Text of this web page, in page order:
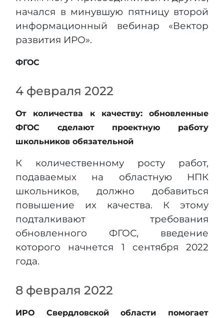
начался в минувшую пятницу второй
информационный вебинар «Вектор
развития ИРО».
ФГОС
4 февраля 2022
От количества к качеству: обновленные
ФГОС сделают проектную работу
школьников обязательной
К количественному росту работ,
подаваемых на областную НПК
школьников, должно добавиться
повышение их качества. К этому
подталкивают требования
обновленного ФГОС, введение
которого начнется 1 сентября 2022
года.
8 февраля 2022
ИРО Свердловской области помогает